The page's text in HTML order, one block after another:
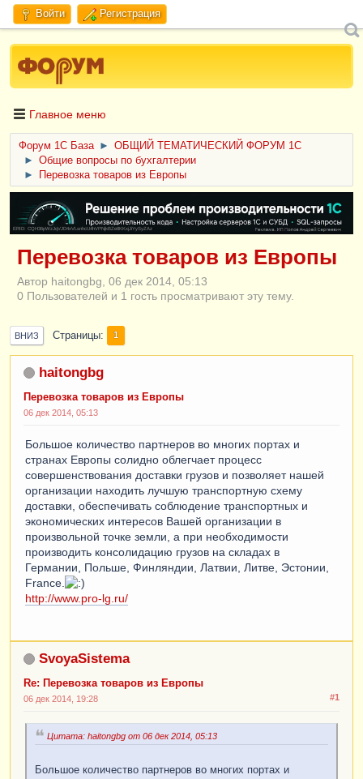
Войти Регистрация
Главное меню
Форум 1C База ►
ОБЩИЙ ТЕМАТИЧЕСКИЙ ФОРУМ 1С
►
Общие вопросы по бухгалтерии
►
Перевозка товаров из Европы
ERID: CQH36pWzJqVJD4xVLsnhcU4hVPNjkBZe8KKxjJiYySyZAz
Перевозка товаров из Европы
Автор haitongbg, 06 дек 2014, 05:13
0 Пользователей и 1 гость просматривают эту тему.
ВНИЗ Страницы 1
haitongbg
Перевозка товаров из Европы
06 дек 2014, 05:13
Большое количество партнеров во многих портах и
странах Европы солидно облегчает процесс
совершенствования доставки грузов и позволяет нашей
организации находить лучшую транспортную схему
доставки, обеспечивать соблюдение транспортных и
экономических интересов Вашей организации в
произвольной точке земли, а при необходимости
производить консолидацию грузов на складах в
Германии, Польше, Финляндии, Латвии, Литве, Эстонии,
France.
http://www.pro-lg.ru/
SvoyaSistema
Re: Перевозка товаров из Европы
#1
06 дек 2014, 19:28
Цитата: haitongbg от 06 дек 2014, 05:13
Большое количество партнеров во многих портах и